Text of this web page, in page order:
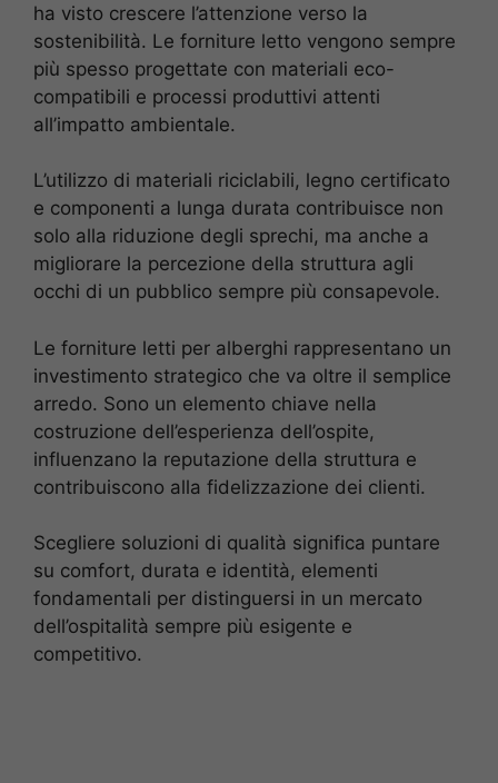
ha visto crescere l’attenzione verso la
sostenibilità. Le forniture letto vengono sempre
più spesso progettate con materiali eco-
compatibili e processi produttivi attenti
all’impatto ambientale.
L’utilizzo di materiali riciclabili, legno certificato
e componenti a lunga durata contribuisce non
solo alla riduzione degli sprechi, ma anche a
migliorare la percezione della struttura agli
occhi di un pubblico sempre più consapevole.
Le forniture letti per alberghi rappresentano un
investimento strategico che va oltre il semplice
arredo. Sono un elemento chiave nella
costruzione dell’esperienza dell’ospite,
influenzano la reputazione della struttura e
contribuiscono alla fidelizzazione dei clienti.
Scegliere soluzioni di qualità significa puntare
su comfort, durata e identità, elementi
fondamentali per distinguersi in un mercato
dell’ospitalità sempre più esigente e
competitivo.